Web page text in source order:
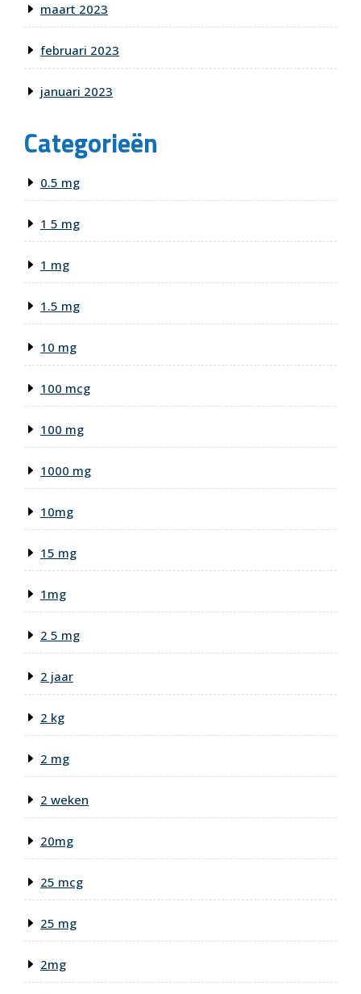
maart 2023
februari 2023
januari 2023
Categorieën
0.5 mg
1 5 mg
1 mg
1.5 mg
10 mg
100 mcg
100 mg
1000 mg
10mg
15 mg
1mg
2 5 mg
2 jaar
2 kg
2 mg
2 weken
20mg
25 mcg
25 mg
2mg